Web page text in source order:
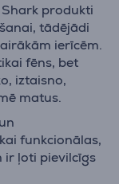
produkti
tādējādi
ierīcēm.
fēns, bet
iztaisno,
matus.
funkcionālas,
ir ļoti pievilcīgs